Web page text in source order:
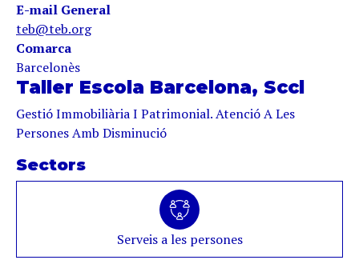
E-mail General
teb@teb.org
Comarca
Barcelonès
Taller Escola Barcelona, Sccl
Gestió Immobiliària I Patrimonial. Atenció A Les
Persones Amb Disminució
Sectors
Serveis a les persones